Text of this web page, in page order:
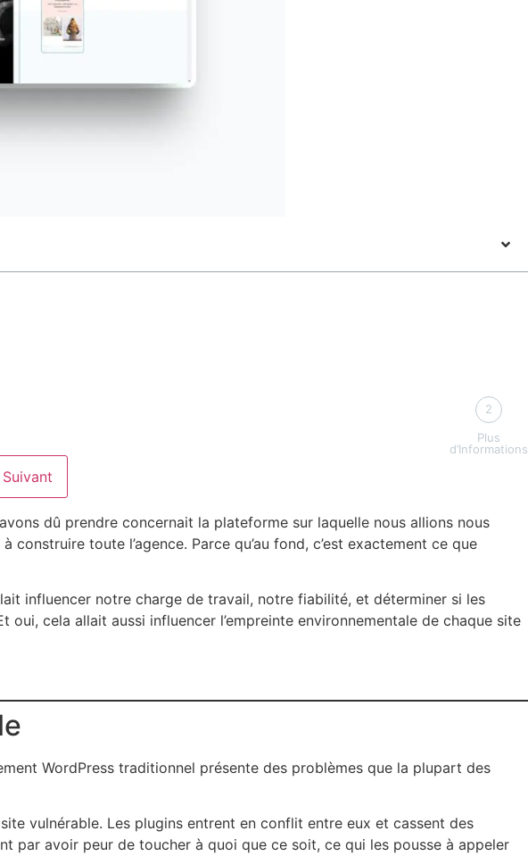
2
Plus
d’Informations
Suivant
dû prendre concernait la plateforme sur laquelle nous allions nous
toute l’agence. Parce qu’au fond, c’est exactement ce que
influencer notre charge de travail, notre fiabilité, et déterminer si les
cela allait aussi influencer l’empreinte environnementale de chaque site
WordPress traditionnel présente des problèmes que la plupart des
vulnérable. Les plugins entrent en conflit entre eux et cassent des
par avoir peur de toucher à quoi que ce soit, ce qui les pousse à appeler